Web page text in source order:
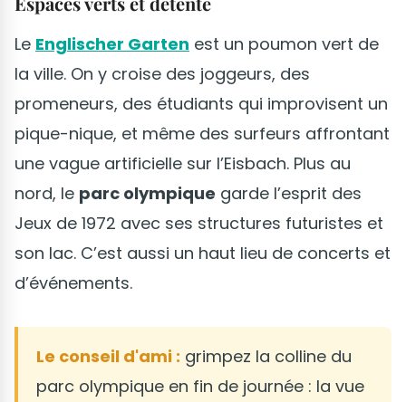
Le Englischer Garten est un poumon vert de
la ville. On y croise des joggeurs, des
promeneurs, des étudiants qui improvisent un
pique-nique, et même des surfeurs affrontant
une vague artificielle sur l’Eisbach. Plus au
nord, le parc olympique garde l’esprit des
Jeux de 1972 avec ses structures futuristes et
son lac. C’est aussi un haut lieu de concerts et
d’événements.
Le conseil d'ami : grimpez la colline du
parc olympique en fin de journée : la vue